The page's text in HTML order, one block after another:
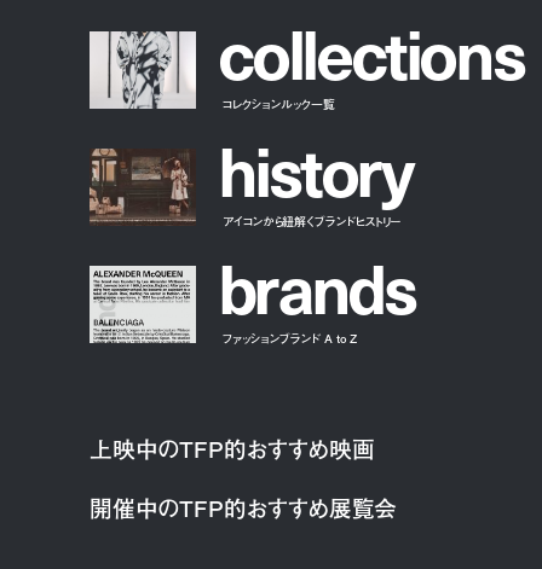
collections
コレクションルック一覧
history
アイコンから紐解くブランドヒストリー
brands
ファッションブランド A to Z
上映中のTFP的おすすめ映画
開催中のTFP的おすすめ展覧会